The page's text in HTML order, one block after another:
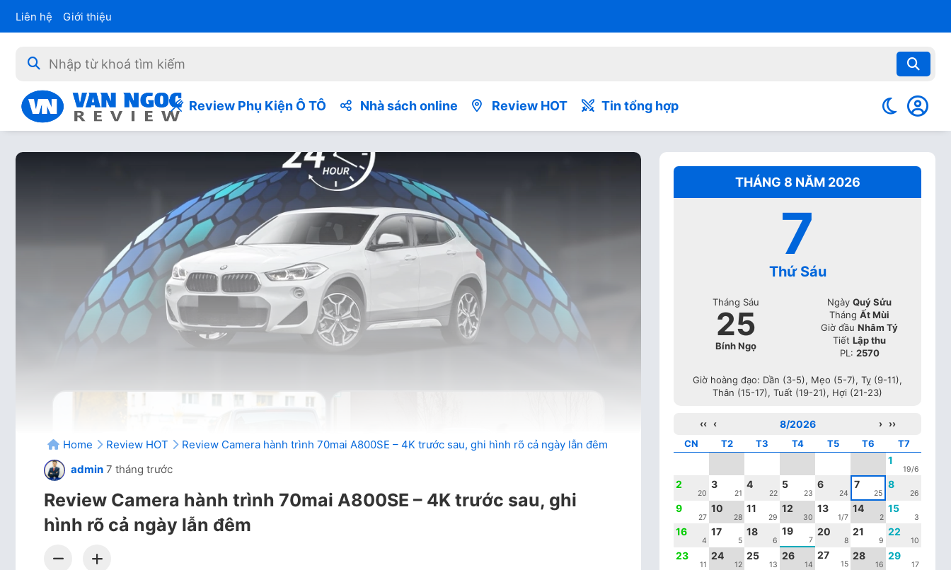
Liên hệ Giới thiệu
Review Phụ Kiện Ô TÔ Nhà sách online Review HOT Tin tổng hợp
Home Review HOT
Review Camera hành trình 70mai A800SE – 4K trước sau, ghi hình rõ cả ngày lẫn đêm
admin 7 tháng trước
Review Camera hành trình 70mai A800SE – 4K trước sau, ghi
hình rõ cả ngày lẫn đêm
THÁNG 8 NĂM 2026
7
Thứ Sáu
Tháng Sáu
25
Bính Ngọ
Ngày Quý Sửu
Tháng Ất Mùi
Giờ đầu Nhâm Tý
Tiết Lập thu
PL: 2570
Giờ hoàng đạo: Dần (3-5), Mẹo (5-7), Tỵ (9-11),
Thân (15-17), Tuất (19-21), Hợi (21-23)
‹‹ ‹ 8/2026 ›
››
CN
T2 T3 T4 T5 T6 T7
1
19/6
2
20
3
21
4
22
5
23
6
24
7
25
8
26
9
27
10
28
11
29
12
30
13
1/7
14
2
15
3
16
4
17
5
18
6
19
7
20
8
21
9
22
10
23
11
24
12
25
13
26
14
27
15
28
16
29
17